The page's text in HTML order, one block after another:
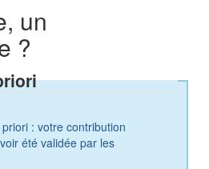
un
?
: votre contribution
été validée par les